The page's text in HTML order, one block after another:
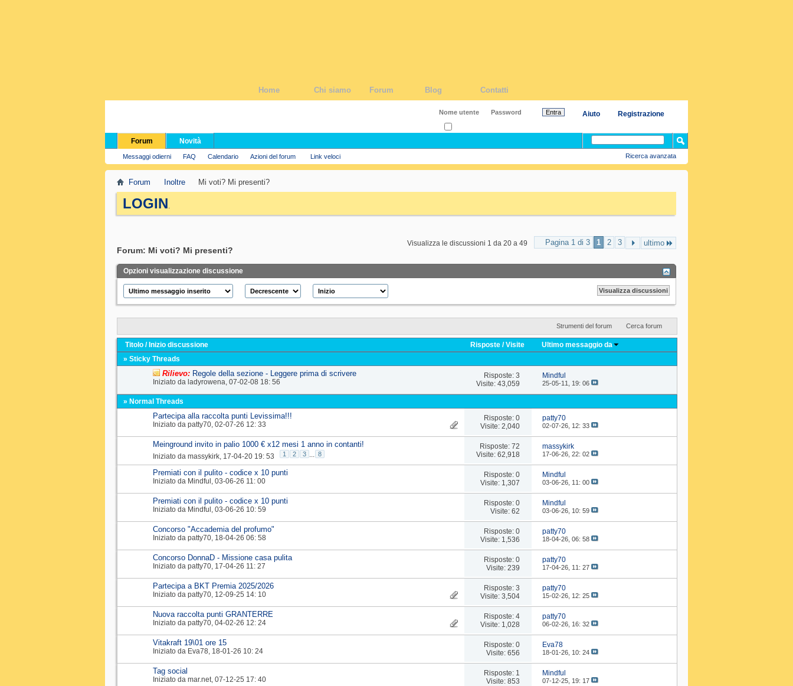
Home Chi siamo Forum Blog Contatti
Registrazione
Aiuto
Forum
Messaggi odierni FAQ Calendario Azioni del forum Link veloci
Novità
Ricerca avanzata
Forum Inoltre Mi voti? Mi presenti?
LOGIN.
Pagina 1 di 3 1 2 3 ultimo
Visualizza le discussioni 1 da 20 a 49
Forum: Mi voti? Mi presenti?
Opzioni visualizzazione discussione
Strumenti del forum Cerca forum
Titolo /Inizio discussione Risposte/Visite
Ultimo messaggio da
» Sticky Threads
Rilievo: Regole della sezione - Leggere prima di scrivere
Iniziato da ladyrowena‎, 07-02-08 18: 56
Risposte: 3
Visite: 43,059
Mindful
25-05-11, 19: 06
» Normal Threads
Partecipa alla raccolta punti Levissima!!!
Iniziato da patty70‎, 02-07-26 12: 33
Risposte: 0
Visite: 2,040
patty70
02-07-26, 12: 33
Meinground invito in palio 1000 € x12 mesi 1 anno in contanti!
Iniziato da massykirk‎, 17-04-20 19: 53 1 2 3 ... 8
Risposte: 72
Visite: 62,918
massykirk
17-06-26,22: 02
Premiati con il pulito - codice x 10 punti
Iniziato da Mindful‎, 03-06-26 11: 00
Risposte: 0
Visite: 1,307
Mindful
03-06-26, 11: 00
Premiati con il pulito - codice x 10 punti
Iniziato da Mindful‎, 03-06-26 10: 59
Risposte: 0
Visite: 62
Mindful
03-06-26, 10: 59
Concorso "Accademia del profumo"
Iniziato da patty70‎, 18-04-26 06: 58
Risposte: 0
Visite: 1,536
patty70
18-04-26,06: 58
Concorso DonnaD - Missione casa pulita
Iniziato da patty70‎, 17-04-26 11: 27
Risposte: 0
Visite: 239
patty70
17-04-26, 11: 27
Partecipa a BKT Premia 2025/2026
Iniziato da patty70‎, 12-09-25 14: 10
Risposte: 3
Visite: 3,504
patty70
15-02-26, 12: 25
Nuova raccolta punti GRANTERRE
Iniziato da patty70‎, 04-02-26 12: 24
Risposte: 4
Visite: 1,028
patty70
06-02-26, 16: 32
Vitakraft 19\01 ore 15
Iniziato da Eva78‎, 18-01-26 10: 24
Risposte: 0
Visite: 656
Eva78
18-01-26, 10: 24
Tag social
Iniziato da mar.net‎, 07-12-25 17: 40
Risposte: 1
Visite: 853
Mindful
07-12-25, 19: 17